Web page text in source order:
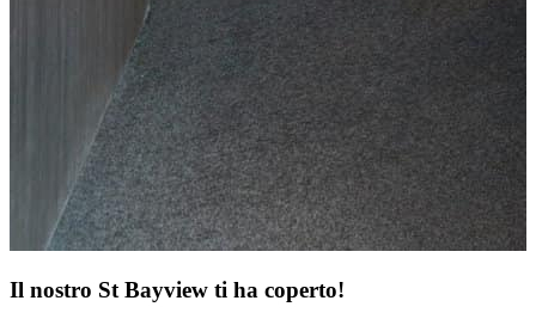
Il nostro St Bayview ti ha coperto!